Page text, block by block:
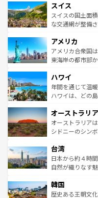
れる地方に足を
きる
を参照してほし
は、お酒好きな人には
ドイツ情報はコ
リアごとに異な
ティー、ビール
戦など、本場だ
ンツ一覧を参照し
スイス
スイスの国土面
な交通網が整備
の建物がそのま
博物館もあり、
ことができる。
ば市内交通費無料で
着のスイス情報は
アメリカ
アメリカ合衆国
東海岸の都市部
のような巨大都
ンメントが詰ま
西部には大自然
部のニューオー
文化が魅力。旅
しみながら、そ
ならではの贅沢な旅のスタ
情報はコンテン
ハワイ
年間を通じて温
ハワイは、どの
ワイ島は見逃せ
島だが、静かな
おすすめ。エメ
れるおもてなし
人々、おいしい
ク、伝統的なフ
ワイを、存分に味わってほし
はコンテンツ一覧
オーストラリア
オーストラリア
シドニーのシン
リアリーフや大
ク）、タスマニ
ど、見どころが
いる。アクティ
ビング、ハイキ
台湾
日本から約４時
自然が織りなす
ン）、静ひつな
と山間の静けさ
韓国
歴史ある王朝文